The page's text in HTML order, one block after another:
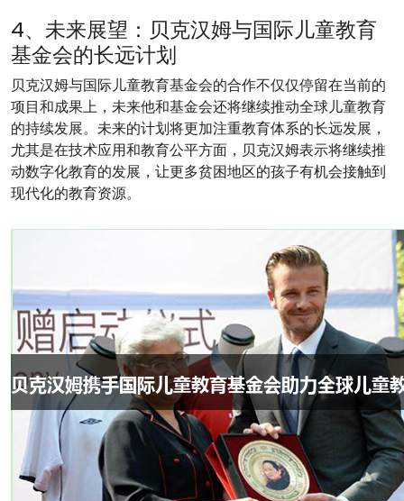
4、未来展望：贝克汉姆与国际儿童教育
基金会的长远计划
贝克汉姆与国际儿童教育基金会的合作不仅仅停留在当前的
项目和成果上，未来他和基金会还将继续推动全球儿童教育
的持续发展。未来的计划将更加注重教育体系的长远发展，
尤其是在技术应用和教育公平方面，贝克汉姆表示将继续推
动数字化教育的发展，让更多贫困地区的孩子有机会接触到
现代化的教育资源。